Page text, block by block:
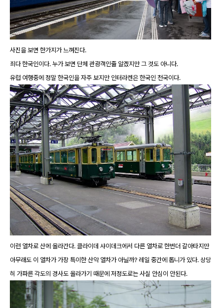
사진을 보면 한가지가 느껴진다.
죄다 한국인이다. 누가 보면 단체 관광객인줄 알겠지만 그 것도 아니다.
유럽 여행중에 정말 한국인을 자주 보지만 인터라켄은 한국인 천국이다.
이런 열차로 산에 올라간다. 클라이데 샤이데크에서 다른 열차로 한번더 갈아타지만
아무래도 이 열차가 가장 특이한 산악 열차가 아닐까? 레일 중간에 톱니가 있다. 상당
히 가파른 각도의 경사도 올라가기 때문에 저정도로는 사실 안심이 안된다.